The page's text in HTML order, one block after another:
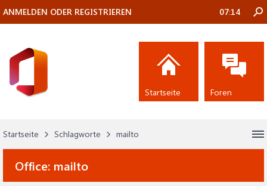
Startseite Schlagworte mailto
Office: mailto
ANMELDEN ODER REGISTRIEREN 07:14
Startseite Foren